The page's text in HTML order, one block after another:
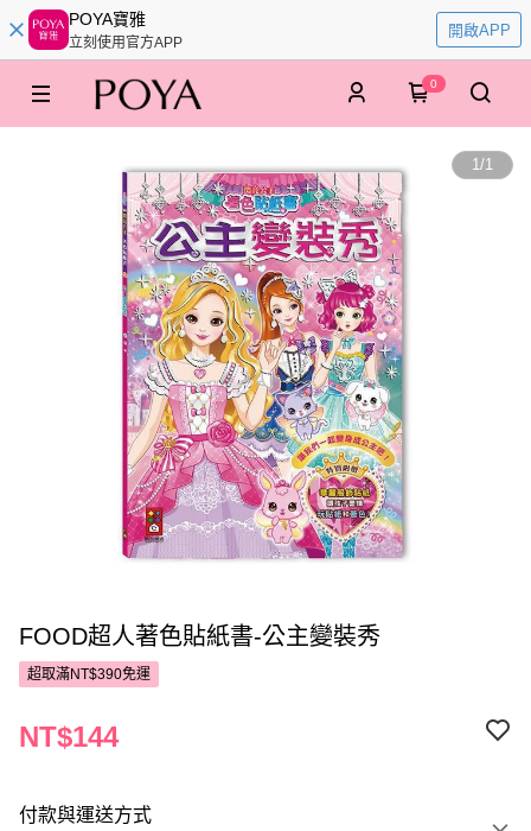
POYA寶雅
立刻使用官方APP
開啟APP
0
1/1
FOOD超人著色貼紙書-公主變裝秀
超取滿NT$390免運
NT$144
付款與運送方式